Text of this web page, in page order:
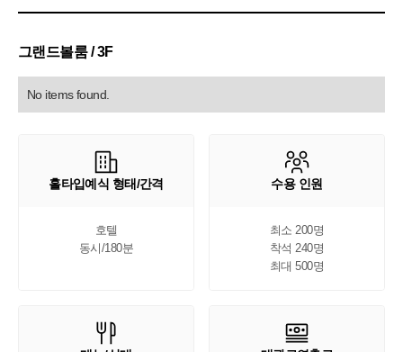
그랜드볼룸 / 3F
No items found.
홀타입예식 형태/간격
호텔
동시/180분
수용 인원
최소 200명
착석 240명
최대 500명